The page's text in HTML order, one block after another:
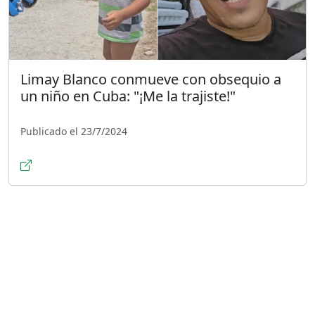
Limay Blanco conmueve con obsequio a
un niño en Cuba: "¡Me la trajiste!"
Publicado el 23/7/2024